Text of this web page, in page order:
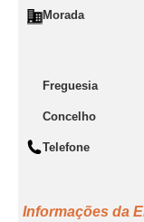
Morada
Freguesia
Concelho
Telefone
Informações da